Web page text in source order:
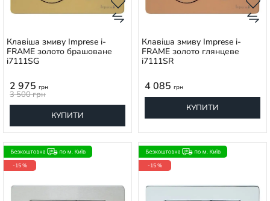
Клавіша змиву Imprese i-
FRAME золото брашоване
i7111SG
2 975 грн
3 500грн
КУПИТИ
Клавіша змиву Imprese i-
FRAME золото глянцеве
i7111SR
4 085 грн
КУПИТИ
-15 % -15 %